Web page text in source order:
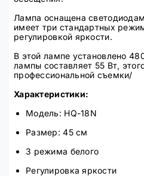
Лампа оснащена
имеет три стандартных
регулировкой яркости.
В этой лампе установлено
лампы составляет 55 Вт,
профессиональной съемки/
Характеристики:
Модель: HQ-18N
Размер: 45 см
3 режима белого
Регулировка яркости